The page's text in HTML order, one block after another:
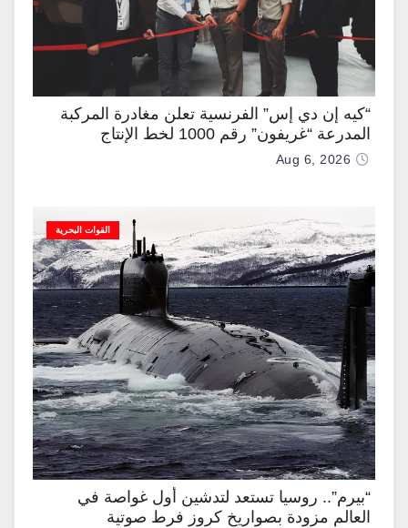
“كيه إن دي إس” الفرنسية تعلن مغادرة المركبة
المدرعة “غريفون” رقم 1000 لخط الإنتاج
Aug 6, 2026
القوات البحرية
“بيرم”.. روسيا تستعد لتدشين أول غواصة في
العالم مزودة بصواريخ كروز فرط صوتية